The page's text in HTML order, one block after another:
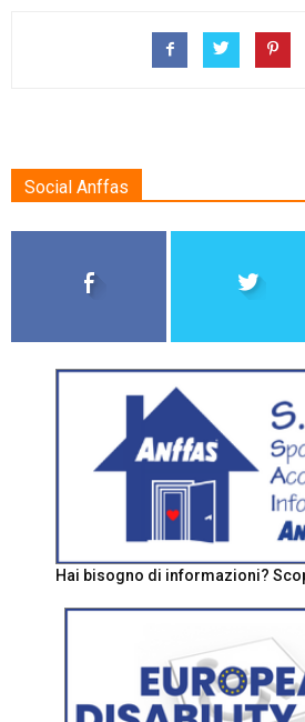
Social Anffas
Hai bisogno di informazioni?